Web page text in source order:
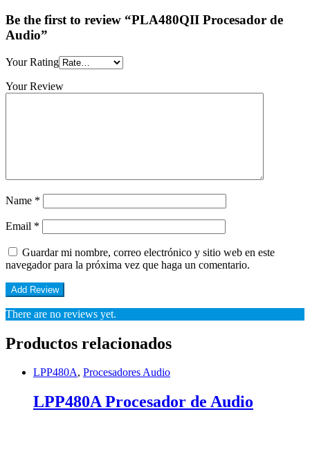
Be the first to review “PLA480QII Procesador de
Audio”
Your Rating
Your Review
Name *
Email *
Guardar mi nombre, correo electrónico y sitio web en este
navegador para la próxima vez que haga un comentario.
There are no reviews yet.
Productos relacionados
LPP480A, Procesadores Audio
LPP480A Procesador de Audio